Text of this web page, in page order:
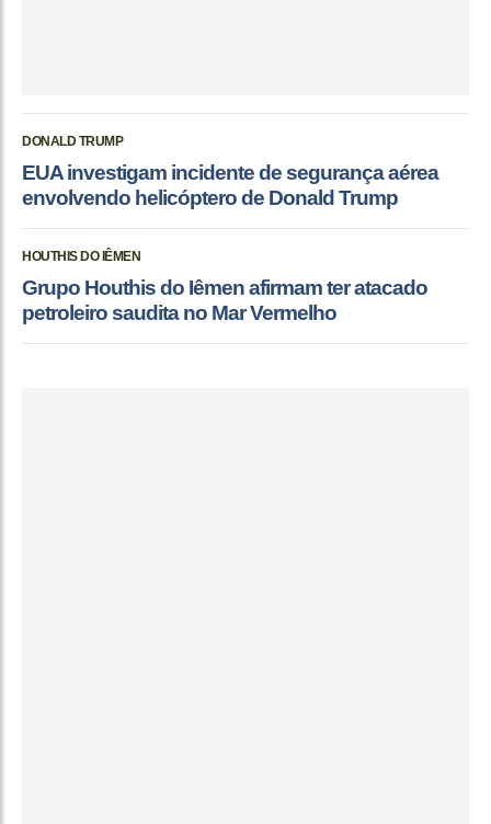
DONALD TRUMP
EUA investigam incidente de segurança aérea
envolvendo helicóptero de Donald Trump
HOUTHIS DO IÊMEN
Grupo Houthis do Iêmen afirmam ter atacado
petroleiro saudita no Mar Vermelho